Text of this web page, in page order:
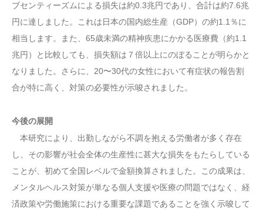
ブセンティーズムによる損失は約0.3兆円であり、合計は約7.6兆
円に達しました。これは日本の国内総生産（GDP）の約1.1％に
相当します。また、65歳未満の精神疾患にかかる医療費（約1.1
兆円）と比較しても、損失額は７倍以上にのぼることが明らかと
なりました。さらに、20〜30代の女性において有症状の報告割
合が特に高く、対策の必要性が示唆されました。
今後の展開
本研究により、出勤しながら不調を抱える労働者が多く存在
し、その影響が社会全体の生産性に甚大な損失をもたらしている
ことが、初めて全国レベルで金額換算されました。この成果は、
メンタルヘルス対策が単なる個人支援や医療の問題ではなく、経
済政策や労働施策における重要な課題であることを強く示唆して